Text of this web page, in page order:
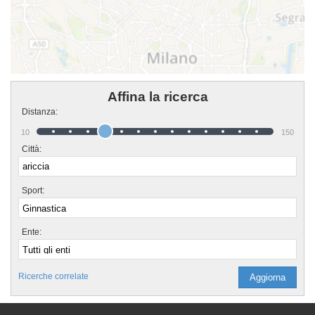
Affina la ricerca
Distanza:
10 150
Città:
Sport:
Ente:
Ricerche correlate